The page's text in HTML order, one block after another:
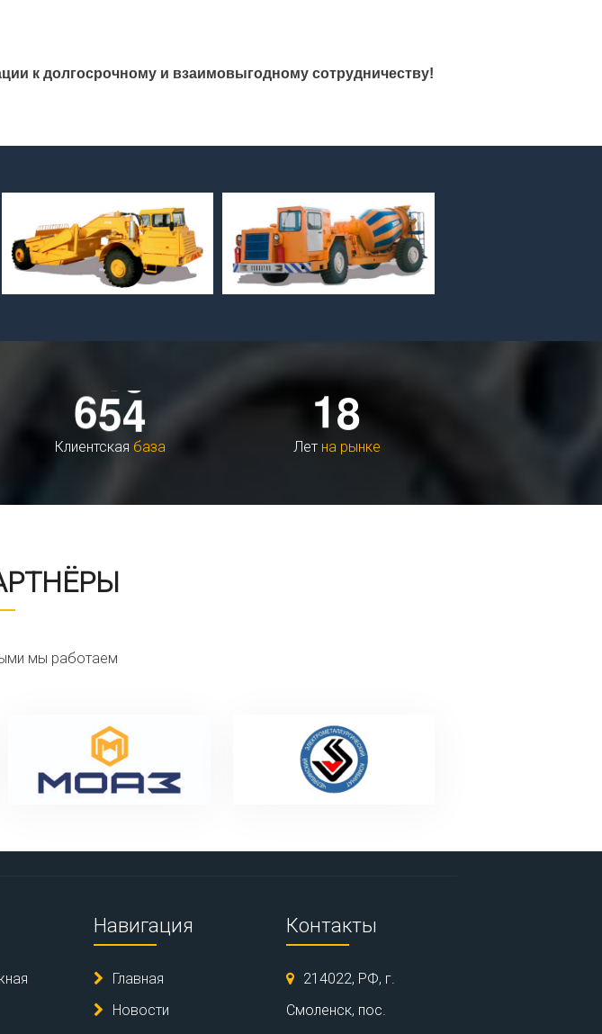
к долгосрочному и взаимовыгодному сотрудничеству!
МоАЗ-60148
Скрепер самоходный МоАЗ-60148
(МоАЗ-6014)
МоАЗ-75296
Автобетоносмеситель МоАЗ-75296
654
Клиентская база
18
Лет на рынке
мы работаем
Навигация
Главная
Новости
Контакты
214022, РФ, г.
Смоленск, пос.